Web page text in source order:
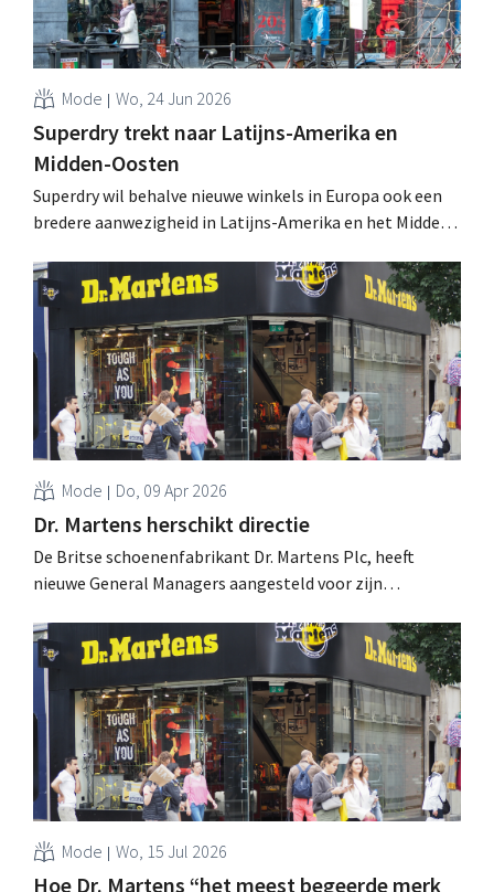
Mode Wo, 24 Jun 2026
Superdry trekt naar Latijns-Amerika en
Midden-Oosten
Superdry wil behalve nieuwe winkels in Europa ook een
bredere aanwezigheid in Latijns-Amerika en het Midden-
waaronder een herlancering van dochterlabel Bench. .
Mode Do, 09 Apr 2026
Dr. Martens herschikt directie
De Britse schoenenfabrikant Dr. Martens Plc, heeft
nieuwe General Managers aangesteld voor zijn
bedrijfsmodel vereenvoudigen en beter inspelen op de
behoeften van de consument. .
Mode Wo, 15 Jul 2026
Hoe Dr. Martens “het meest begeerde merk